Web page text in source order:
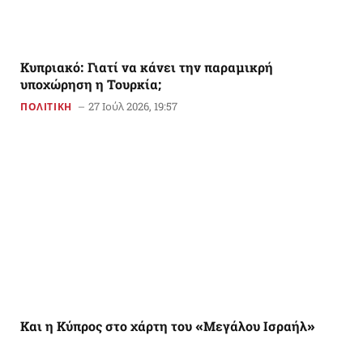
Κυπριακό: Γιατί να κάνει την παραμικρή
υποχώρηση η Τουρκία;
ΠΟΛΙΤΙΚΗ 27 Ιούλ 2026, 19:57
Και η Κύπρος στο χάρτη του «Μεγάλου Ισραήλ»